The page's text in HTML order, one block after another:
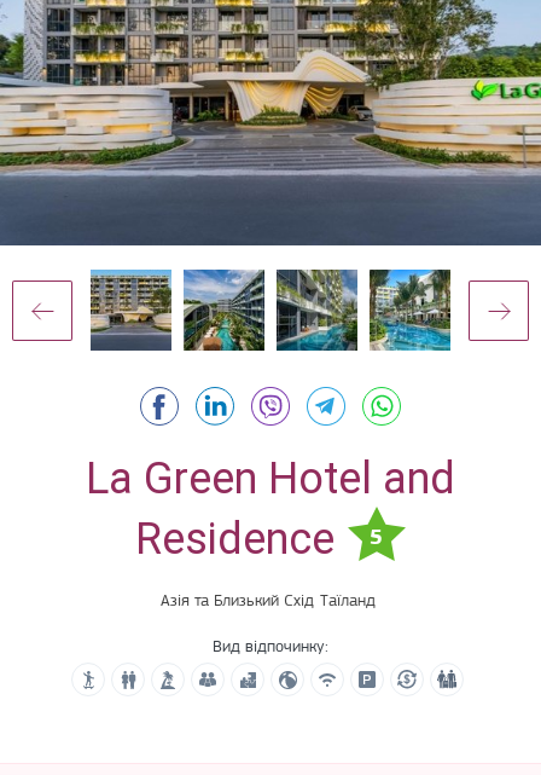
La Green Hotel and
Residence
5
Азія та Близький Схід Таїланд
Вид відпочинку: